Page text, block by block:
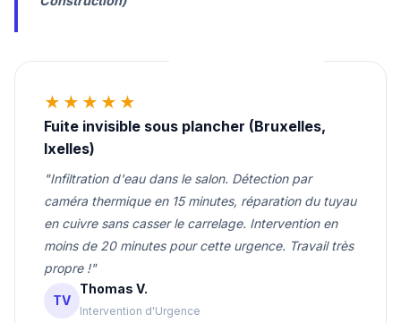
★★★★★
Fuite invisible sous plancher (Bruxelles,
Ixelles)
"Infiltration d'eau dans le salon. Détection par
caméra thermique en 15 minutes, réparation du tuyau
en cuivre sans casser le carrelage. Intervention en
moins de 20 minutes pour cette urgence. Travail très
propre !"
TV
Thomas V.
Intervention d'Urgence